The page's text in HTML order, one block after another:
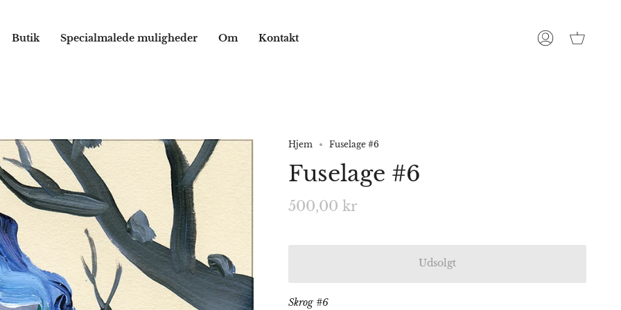
Butik Specialmalede muligheder Om Kontakt Konto
Hjem Fuselage #6
Fuselage #6
500,00 kr
Udsolgt
Skrog #6